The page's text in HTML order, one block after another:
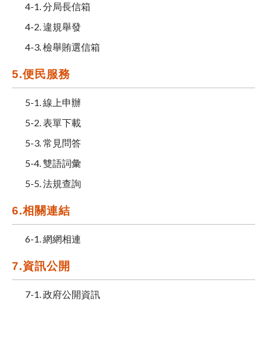
4-1. 分局長信箱
4-2. 違規舉發
4-3. 檢舉賄選信箱
5.便民服務
5-1. 線上申辦
5-2. 表單下載
5-3. 常見問答
5-4. 雙語詞彙
5-5. 法規查詢
6.相關連結
6-1. 網網相連
7.資訊公開
7-1. 政府公開資訊